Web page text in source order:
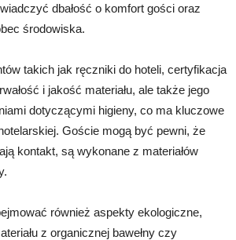
dbałość o komfort gości oraz
środowiska.
takich jak ręczniki do hoteli, certyfikacja
i jakość materiału, ale także jego
dotyczącymi higieny, co ma kluczowe
Goście mogą być pewni, że
kontakt, są wykonane z materiałów
również aspekty ekologiczne,
z organicznej bawełny czy